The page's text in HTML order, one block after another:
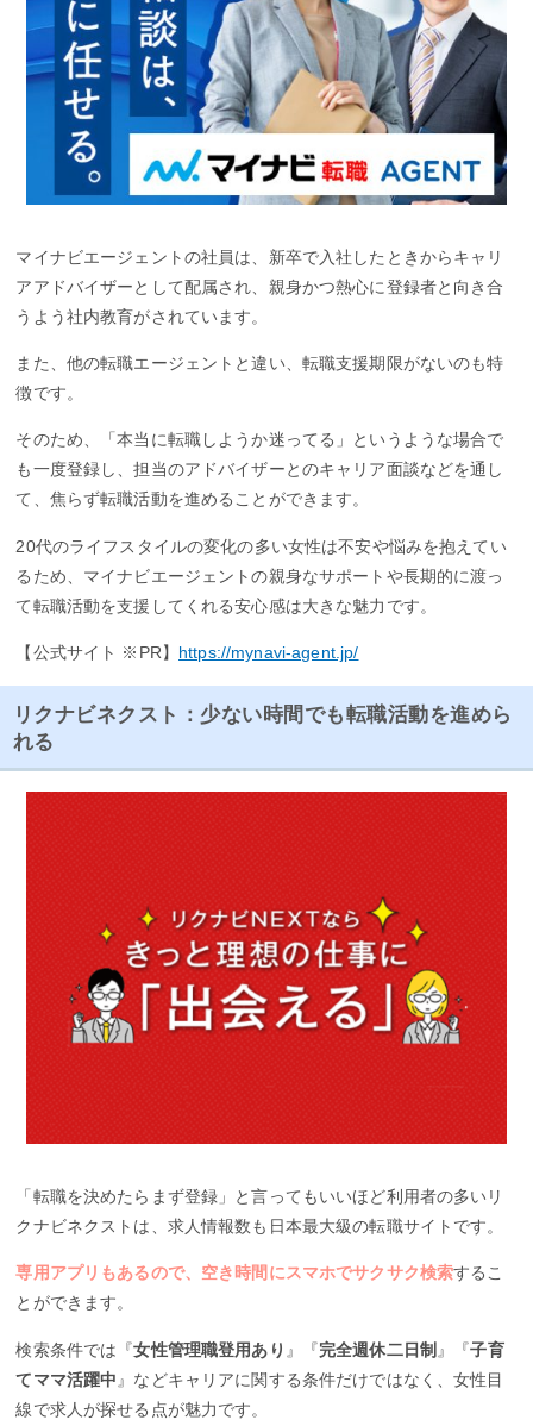
マイナビエージェントの社員は、新卒で入社したときからキャリ
アアドバイザーとして配属され、親身かつ熱心に登録者と向き合
うよう社内教育がされています。
また、他の転職エージェントと違い、転職支援期限がないのも特
徴です。
そのため、「本当に転職しようか迷ってる」というような場合で
も一度登録し、担当のアドバイザーとのキャリア面談などを通し
て、焦らず転職活動を進めることができます。
20代のライフスタイルの変化の多い女性は不安や悩みを抱えてい
るため、マイナビエージェントの親身なサポートや長期的に渡っ
て転職活動を支援してくれる安心感は大きな魅力です。
【公式サイト ※PR】 https://mynavi-agent.jp/
リクナビネクスト：少ない時間でも転職活動を進めら
れる
「転職を決めたらまず登録」と言ってもいいほど利用者の多いリ
クナビネクストは、求人情報数も日本最大級の転職サイトです。
専用アプリもあるので、空き時間にスマホでサクサク検索するこ
とができます。
検索条件では『女性管理職登用あり 』『完全週休二日制 』『子育
てママ活躍中 』などキャリアに関する条件だけではなく、女性目
線で求人が探せる点が魅力です。